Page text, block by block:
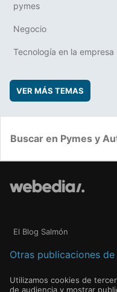
pymes
Negocio
Tecnología en la empresa
VER MÁS TEMAS
El Blog Salmón
Otras publicaciones de
Utilizamos cookies de
de audiencia y mostrar